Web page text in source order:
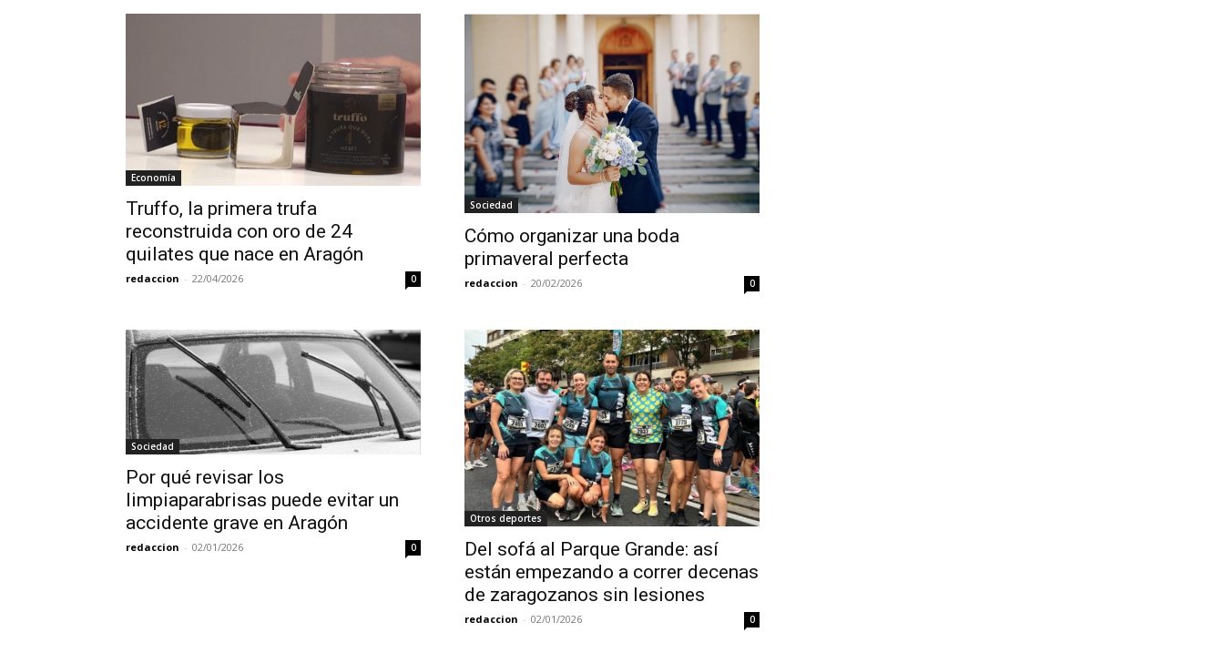
Economía
Truffo, la primera trufa
reconstruida con oro de 24
quilates que nace en Aragón
redaccion - 22/04/2026 0
Sociedad
Cómo organizar una boda
primaveral perfecta
redaccion - 20/02/2026 0
Sociedad
Por qué revisar los
limpiaparabrisas puede evitar un
accidente grave en Aragón
redaccion - 02/01/2026 0
Otros deportes
Del sofá al Parque Grande: así
están empezando a correr decenas
de zaragozanos sin lesiones
redaccion - 02/01/2026 0